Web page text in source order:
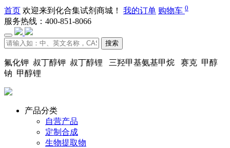
首页 欢迎来到化合集试剂商城！ 我的订单 购物车 0
服务热线：400-851-8066
搜索
氟化钾 叔丁醇钾 叔丁醇锂 三羟甲基氨基甲烷 赛克 甲醇
钠 甲醇锂
产品分类
自营产品
定制合成
生物提取物